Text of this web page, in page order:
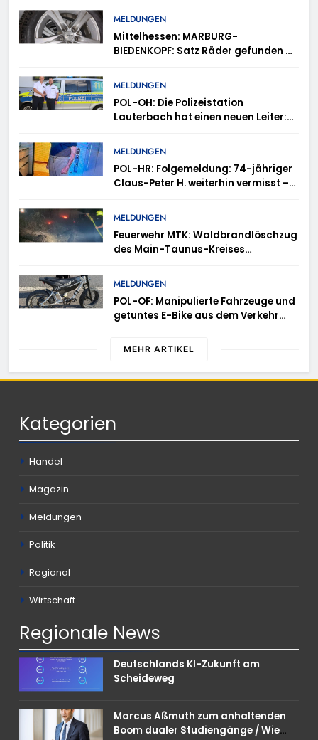
MELDUNGEN
Mittelhessen: MARBURG-
BIEDENKOPF: Satz Räder gefunden –
MELDUNGEN
POL-OH: Die Polizeistation
Lauterbach hat einen neuen Leiter:
MELDUNGEN
POL-HR: Folgemeldung: 74-jähriger
Claus-Peter H. weiterhin vermisst –
MELDUNGEN
Feuerwehr MTK: Waldbrandlöschzug
des Main-Taunus-Kreises
Rheingau-Taunus-Kreis – Rund 45
schwierigem Gelände die Flanken
des Brandgebietes
MELDUNGEN
POL-OF: Manipulierte Fahrzeuge und
getuntes E-Bike aus dem Verkehr
gleich mehrere Verstöße auf
MEHR ARTIKEL
Kategorien
Handel
Magazin
Meldungen
Politik
Regional
Wirtschaft
Regionale News
Deutschlands KI-Zukunft am
Scheideweg
Marcus Aßmuth zum anhaltenden
Boom dualer Studiengänge / Wie